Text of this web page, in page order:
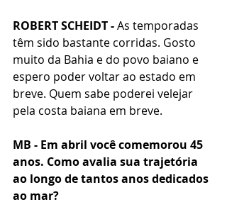
ROBERT SCHEIDT - As temporadas
têm sido bastante corridas. Gosto
muito da Bahia e do povo baiano e
espero poder voltar ao estado em
breve. Quem sabe poderei velejar
pela costa baiana em breve.
MB - Em abril você comemorou 45
anos. Como avalia sua trajetória
ao longo de tantos anos dedicados
ao mar?